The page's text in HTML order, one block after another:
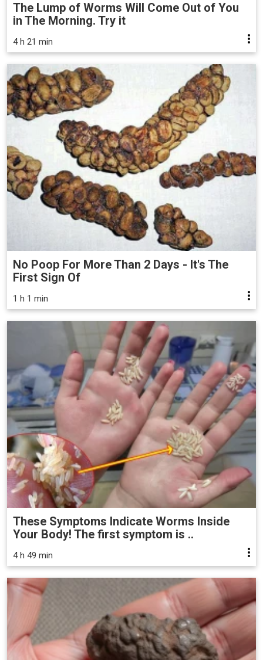
The Lump of Worms Will Come Out of You
in The Morning. Try it
4 h 21 min
No Poop For More Than 2 Days - It's The
First Sign Of
1 h 1 min
These Symptoms Indicate Worms Inside
Your Body! The first symptom is ..
4 h 49 min